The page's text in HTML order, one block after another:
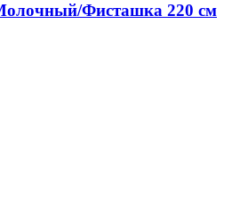
Фисташка 220 см